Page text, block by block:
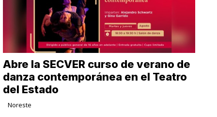
Abre la SECVER curso de verano de
danza contemporánea en el Teatro
del Estado
Noreste